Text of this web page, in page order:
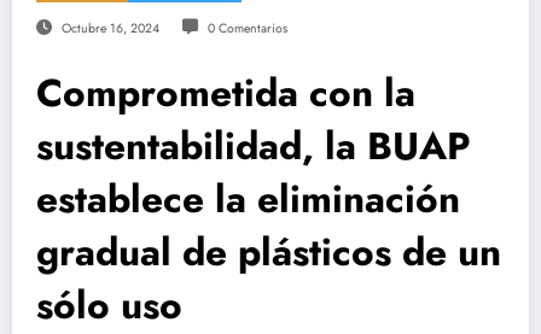
Octubre 16, 2024 0 Comentarios
Comprometida con la
sustentabilidad, la BUAP
establece la eliminación
gradual de plásticos de un
sólo uso